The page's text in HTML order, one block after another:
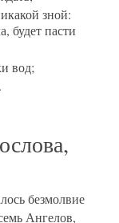
зной:
будет пасти
вод;
безмолвие
Ангелов,